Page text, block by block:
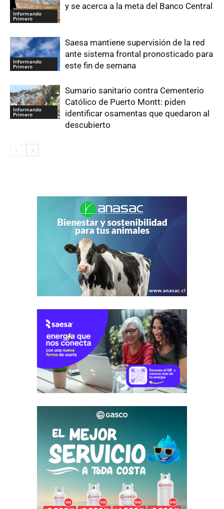
Informando
Primero
y se acerca a la meta del Banco Central
Informando
Primero
Saesa mantiene supervisión de la red
ante sistema frontal pronosticado para
este fin de semana
Informando
Primero
Sumario sanitario contra Cementerio
Católico de Puerto Montt: piden
identificar osamentas que quedaron al
descubierto